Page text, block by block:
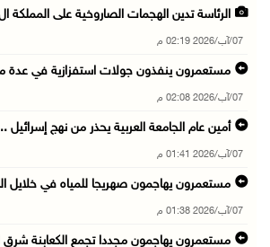
الرئاسة تدين الهجمات الصاروخية على المملكة
07/آب/2026 02:19 م
مستعمرون ينفذون جولات استفزازية في عدة
07/آب/2026 02:08 م
أمين عام الجامعة العربية يحذر من نهج إسرائيل
07/آب/2026 01:41 م
مستعمرون يهاجمون صهريجا للمياه في خلايل
07/آب/2026 01:38 م
مستعمرون يهاجمون مجددا تجمع الكعابنة